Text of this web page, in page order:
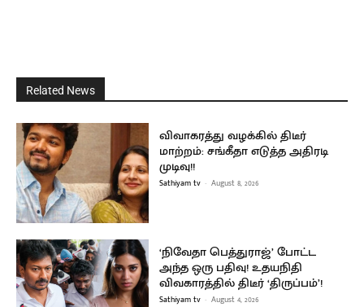
Related News
விவாகரத்து வழக்கில் திடீர்
மாற்றம்: சங்கீதா எடுத்த அதிரடி
முடிவு!!
Sathiyam tv - August 8, 2026
‘நிவேதா பெத்துராஜ்’ போட்ட
அந்த ஒரு பதிவு! உதயநிதி
விவகாரத்தில் திடீர் ‘திருப்பம்’!
Sathiyam tv - August 4, 2026